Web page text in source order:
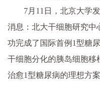
7月11日，北京大学
消息：北大干细胞研究中
功完成了国际首例1型糖
干细胞分化的胰岛细胞移
治愈1型糖尿病的理想方案